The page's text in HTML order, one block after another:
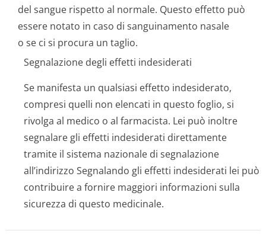
del sangue rispetto al normale. Questo effetto può
essere notato in caso di sanguinamento nasale
o se ci si procura un taglio.
Segnalazione degli effetti indesiderati
Se manifesta un qualsiasi effetto indesiderato,
compresi quelli non elencati in questo foglio, si
rivolga al medico o al farmacista. Lei può inoltre
segnalare gli effetti indesiderati direttamente
tramite il sistema nazionale di segnalazione
all’indirizzo Segnalando gli effetti indesiderati lei può
contribuire a fornire maggiori informazioni sulla
sicurezza di questo medicinale.